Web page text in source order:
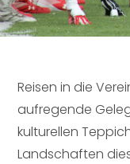
Reisen in die
aufregende
kulturellen
Landschaften